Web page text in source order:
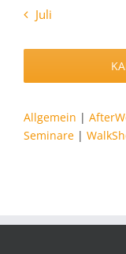
Juli
Allgemein |
Seminare |